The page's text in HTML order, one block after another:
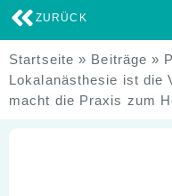
ZURÜCK
Startseite » Beiträge »
Lokalanästhesie ist die
macht die Praxis zum